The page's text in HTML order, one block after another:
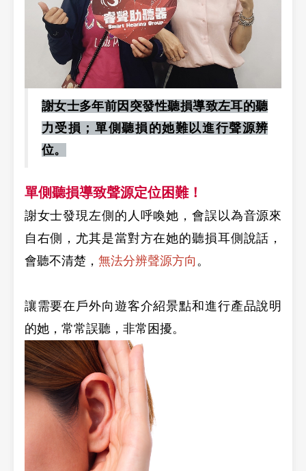
謝女士多年前因突發性聽損導致左耳的聽
力受損；單側聽損的她難以進行聲源辨
位。
單側聽損導致聲源定位困難！
謝女士發現左側的人呼喚她，會誤以為音源來
自右側，尤其是當對方在她的聽損耳側說話，
會聽不清楚， 無法分辨聲源方向 。
讓需要在戶外向遊客介紹景點和進行產品說明
的她，常常誤聽，非常困擾。